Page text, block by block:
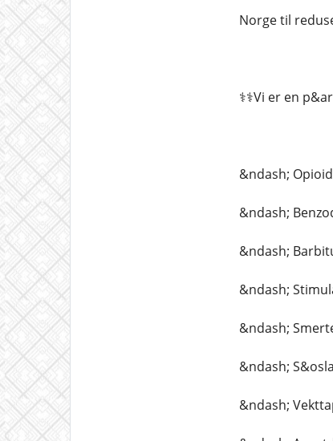
Norge til
⚕️⚕️Vi er en
&ndash;
&ndash;
&ndash;
&ndash;
&ndash;
&ndash;
&ndash;